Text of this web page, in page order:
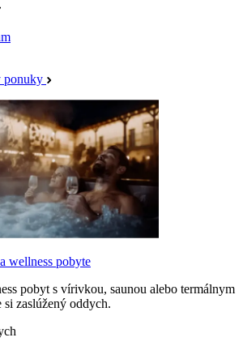
ponuky
wellness pobyte
pobyt s vírivkou, saunou alebo termálnym
si zaslúžený oddych.